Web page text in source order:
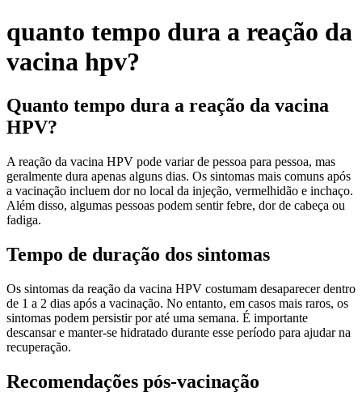
quanto tempo dura a reação da
vacina hpv?
Quanto tempo dura a reação da vacina
HPV?
A reação da vacina HPV pode variar de pessoa para pessoa, mas
geralmente dura apenas alguns dias. Os sintomas mais comuns após
a vacinação incluem dor no local da injeção, vermelhidão e inchaço.
Além disso, algumas pessoas podem sentir febre, dor de cabeça ou
fadiga.
Tempo de duração dos sintomas
Os sintomas da reação da vacina HPV costumam desaparecer dentro
de 1 a 2 dias após a vacinação. No entanto, em casos mais raros, os
sintomas podem persistir por até uma semana. É importante
descansar e manter-se hidratado durante esse período para ajudar na
recuperação.
Recomendações pós-vacinação